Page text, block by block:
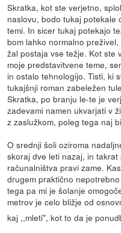
Skratka, kot ste verjetno,
naslovu, bodo tukaj potekale
temi. In sicer tukaj potekajo
bom lahko normalno
žal postaja vse težje. Kot ste
moje predstavitvene teme,
in ostalo tehnologijo. Tisti, ki
tukajšnji roman zabeležen
Skratka, po branju le-te je
zadevami namen ukvarjati v
z zaslužkom, poleg tega naj
O srednji šoli oziroma
skoraj dve leti nazaj, in
računalništva pravi zame.
drugem praktično
tega pa mi je šolanje
metrov je celo bližje od
kaj ,,mleti", kot to da je